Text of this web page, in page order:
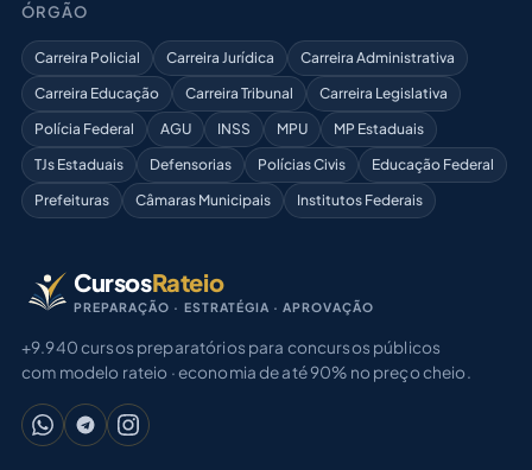
ÓRGÃO
Carreira Policial Carreira Jurídica
Carreira Administrativa
Carreira Educação
Carreira Tribunal
Carreira Legislativa
Polícia Federal
AGU INSS MPU
MP Estaduais
TJs Estaduais
Defensorias Polícias Civis
Educação Federal
Prefeituras
Câmaras Municipais Institutos Federais
CursosRateio
PREPARAÇÃO · ESTRATÉGIA · APROVAÇÃO
+9.940 cursos preparatórios para concursos públicos
com modelo rateio · economia de até 90% no preço cheio.